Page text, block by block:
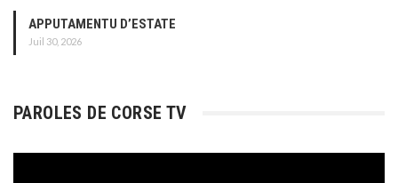
APPUTAMENTU D’ESTATE
Juil 30, 2026
PAROLES DE CORSE TV